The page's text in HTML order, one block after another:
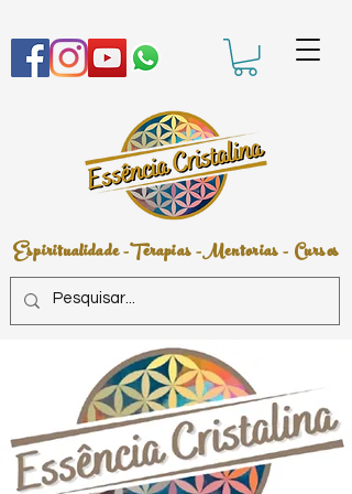
Espiritualidade -Terapias -Mentorias - Cursos